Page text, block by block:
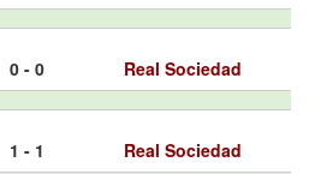
0 - 0 Real Sociedad
1 - 1 Real Sociedad